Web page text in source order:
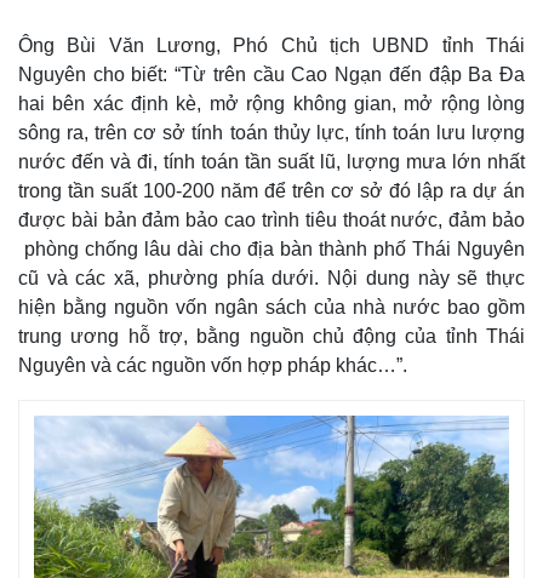
Ông Bùi Văn Lương, Phó Chủ tịch UBND tỉnh Thái
Nguyên cho biết: “Từ trên cầu Cao Ngạn đến đập Ba Đa
hai bên xác định kè, mở rộng không gian, mở rộng lòng
sông ra, trên cơ sở tính toán thủy lực, tính toán lưu lượng
nước đến và đi, tính toán tần suất lũ, lượng mưa lớn nhất
trong tần suất 100-200 năm để trên cơ sở đó lập ra dự án
được bài bản đảm bảo cao trình tiêu thoát nước, đảm bảo
phòng chống lâu dài cho địa bàn thành phố Thái Nguyên
cũ và các xã, phường phía dưới. Nội dung này sẽ thực
hiện bằng nguồn vốn ngân sách của nhà nước bao gồm
trung ương hỗ trợ, bằng nguồn chủ động của tỉnh Thái
Nguyên và các nguồn vốn hợp pháp khác…”.